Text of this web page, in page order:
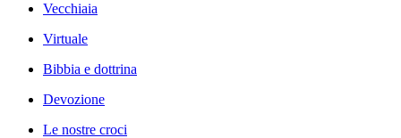
Vecchiaia
Virtuale
Bibbia e dottrina
Devozione
Le nostre croci